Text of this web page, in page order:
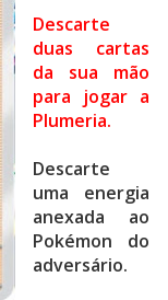
Descarte
duas cartas
da sua mão
para jogar a
Plumeria.
Descarte
uma energia
anexada ao
Pokémon do
adversário.